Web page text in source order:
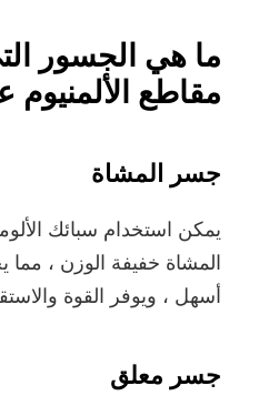
ما هي الجسور
مقاطع الألمنيوم
جسر المشاة
يمكن استخدام سبائك
المشاة خفيفة الوزن ، مما
أسهل ، ويوفر القوة
جسر معلق